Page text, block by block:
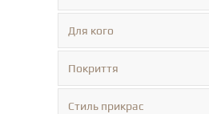
Для кого
Покриття
Стиль прикрас